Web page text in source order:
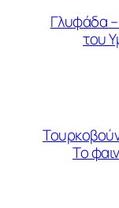
Γλυφάδα
του
Το